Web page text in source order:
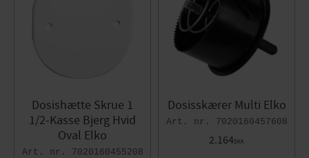
Dosishætte Skrue 1
1/2-Kasse Bjerg Hvid
Oval Elko
7020160455208
Dosisskærer Multi Elko
7020160457608
2.164DKK